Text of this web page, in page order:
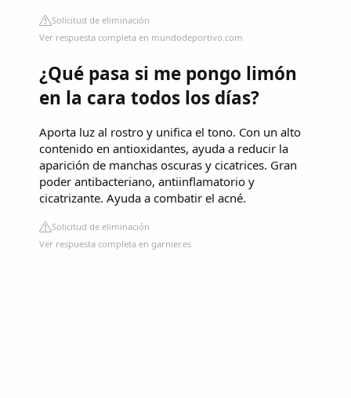
Solicitud de eliminación
Ver respuesta completa en mundodeportivo.com
¿Qué pasa si me pongo limón
en la cara todos los días?
Aporta luz al rostro y unifica el tono. Con un alto
contenido en antioxidantes, ayuda a reducir la
aparición de manchas oscuras y cicatrices. Gran
poder antibacteriano, antiinflamatorio y
cicatrizante. Ayuda a combatir el acné.
Solicitud de eliminación
Ver respuesta completa en garnier.es